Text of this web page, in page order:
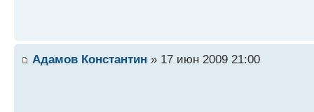
Адамов Константин » 17 июн 2009 21:00